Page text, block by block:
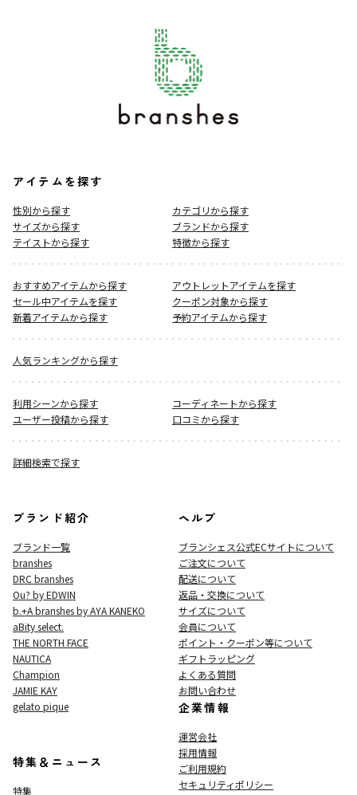
アイテムを探す
性別から探す
カテゴリから探す
サイズから探す
ブランドから探す
テイストから探す
特徴から探す
おすすめアイテムから探す
アウトレットアイテムを探す
セール中アイテムを探す
クーポン対象から探す
新着アイテムから探す
予約アイテムから探す
人気ランキングから探す
利用シーンから探す
コーディネートから探す
ユーザー投稿から探す
口コミから探す
詳細検索で探す
ブランド紹介
ブランド一覧
branshes
DRC branshes
Ou? by EDWIN
b.+A branshes by AYA KANEKO
aBity select.
THE NORTH FACE
NAUTICA
Champion
JAMIE KAY
gelato pique
特集＆ニュース
特集
ヘルプ
ブランシェス公式ECサイトについて
ご注文について
配送について
返品・交換について
サイズについて
会員について
ポイント・クーポン等について
ギフトラッピング
よくある質問
お問い合わせ
企業情報
運営会社
採用情報
ご利用規約
セキュリティポリシー